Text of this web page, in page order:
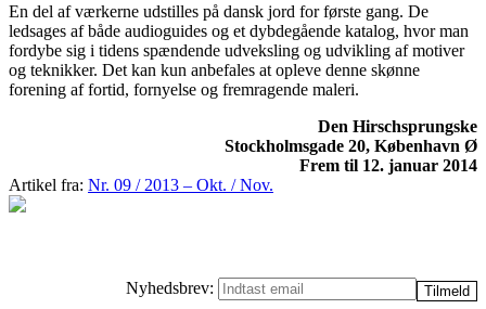
En del af værkerne udstilles på dansk jord for første gang. De
ledsages af både audioguides og et dybdegående katalog, hvor man
fordybe sig i tidens spændende udveksling og udvikling af motiver
og teknikker. Det kan kun anbefales at opleve denne skønne
forening af fortid, fornyelse og fremragende maleri.
Den Hirschsprungske
Stockholmsgade 20, København Ø
Frem til 12. januar 2014
Artikel fra: Nr. 09 / 2013 – Okt. / Nov.
Nyhedsbrev: